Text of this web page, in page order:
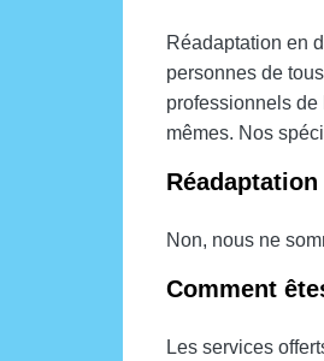
Réadaptation en
personnes de
professionnels de
mêmes. Nos
Non, nous ne
Comment
Les services